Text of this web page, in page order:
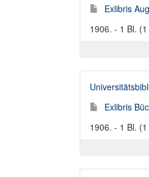
Exlibris
1906. - 1 Bl.
Exlibris
1906. - 1 Bl.